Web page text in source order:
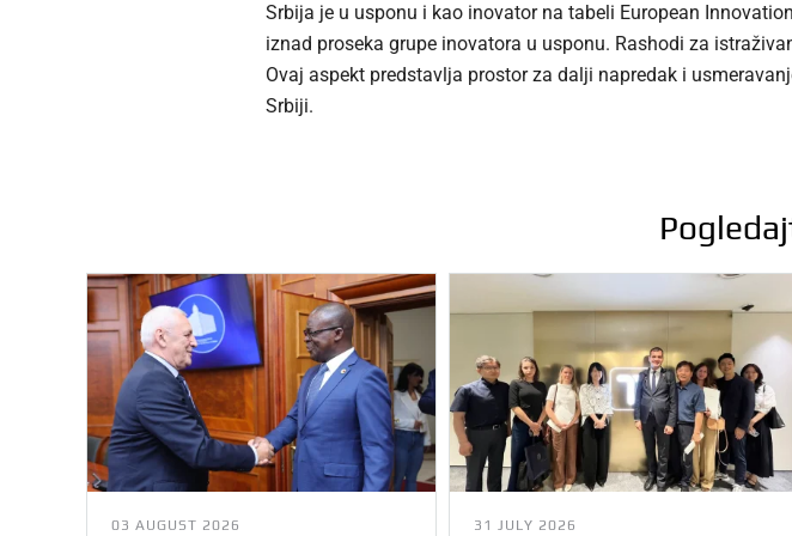
Srbija je u usponu i kao inovator na tabeli European
iznad proseka grupe inovatora u usponu. Rashodi za
Ovaj aspekt predstavlja prostor za dalji napredak i
Srbiji.
03 AUGUST 2026 31 JULY 2026